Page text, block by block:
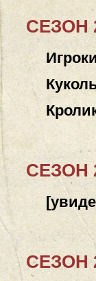
СЕЗОН
СЕЗОН
СЕЗОН